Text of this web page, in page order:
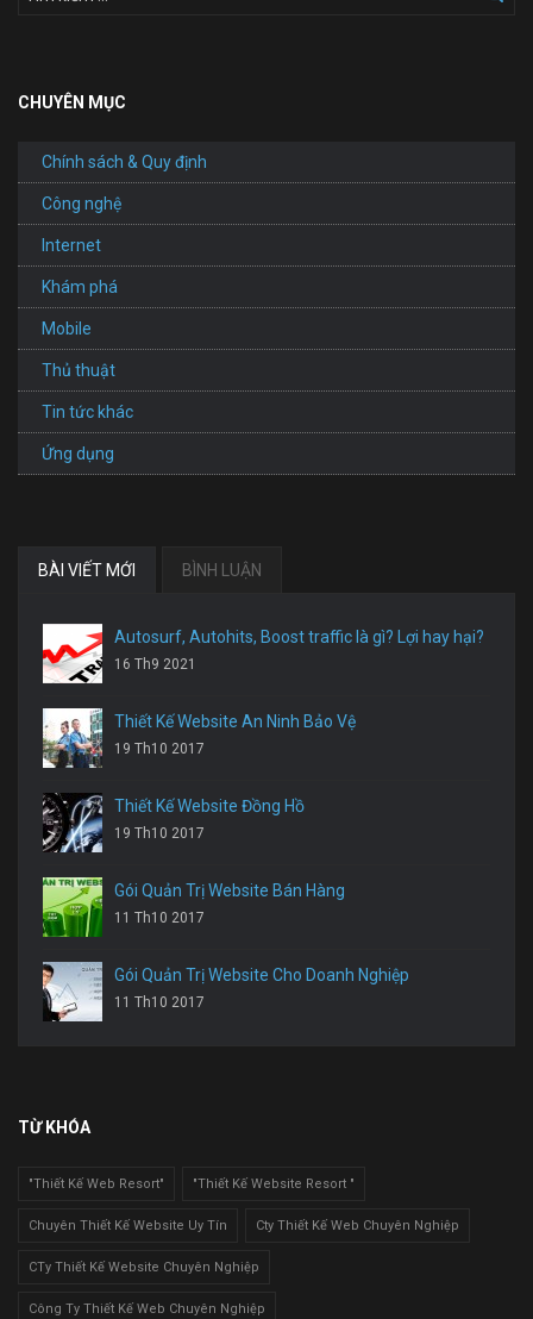
CHUYÊN MỤC
Chính sách & Quy định
Công nghệ
Internet
Khám phá
Mobile
Thủ thuật
Tin tức khác
Ứng dụng
BÀI VIẾT MỚI BÌNH LUẬN
Autosurf, Autohits, Boost traffic là gì? Lợi hay hại?
16 Th9 2021
Thiết Kế Website An Ninh Bảo Vệ
19 Th10 2017
Thiết Kế Website Đồng Hồ
19 Th10 2017
Gói Quản Trị Website Bán Hàng
11 Th10 2017
Gói Quản Trị Website Cho Doanh Nghiệp
11 Th10 2017
TỪ KHÓA
"Thiết Kế Web Resort" "Thiết Kế Website Resort "
Chuyên Thiết Kế Website Uy Tín Cty Thiết Kế Web Chuyên Nghiệp
CTy Thiết Kế Website Chuyên Nghiệp
Công Ty Thiết Kế Web Chuyên Nghiệp